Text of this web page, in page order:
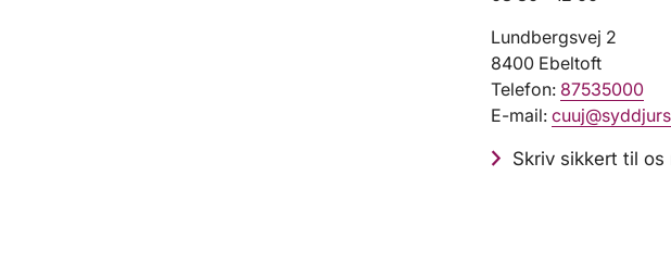
Lundbergsvej 2
8400 Ebeltoft
Telefon: 87535000
E-mail:
Skriv sikkert til os